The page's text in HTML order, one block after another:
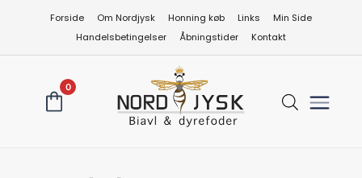
Forside Om Nordjysk Honning køb Links
Min Side
Handelsbetingelser
Åbningstider Kontakt
0